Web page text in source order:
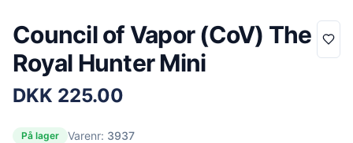
Council of Vapor (CoV) The
Royal Hunter Mini
DKK 225.00
På lager Varenr: 3937